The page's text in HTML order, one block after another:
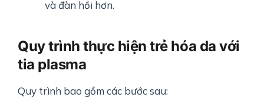
và đàn hồi hơn.
Quy trình thực hiện trẻ hóa da với
tia plasma
Quy trình bao gồm các bước sau: